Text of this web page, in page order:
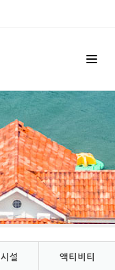
설 액티비티